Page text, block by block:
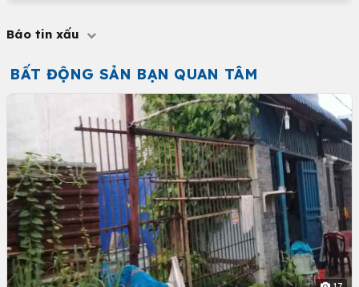
Báo tin xấu
BẤT ĐỘNG SẢN BẠN QUAN TÂM